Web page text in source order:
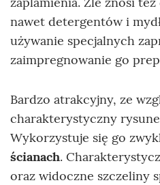
nawet detergentów i
używanie specjalnych
zaimpregnowanie go
Bardzo atrakcyjny, ze
charakterystyczny
Wykorzystuje się go
ścianach.
oraz widoczne szczeliny